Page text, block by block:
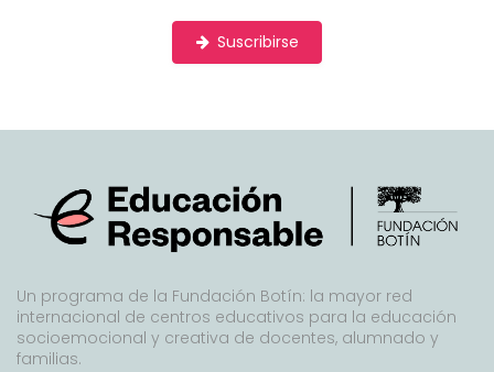
Suscribirse
Un programa de la Fundación Botín: la mayor red
internacional de centros educativos para la educación
socioemocional y creativa de docentes, alumnado y
familias.